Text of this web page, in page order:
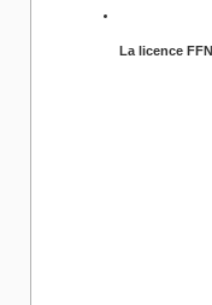
La licence FFN